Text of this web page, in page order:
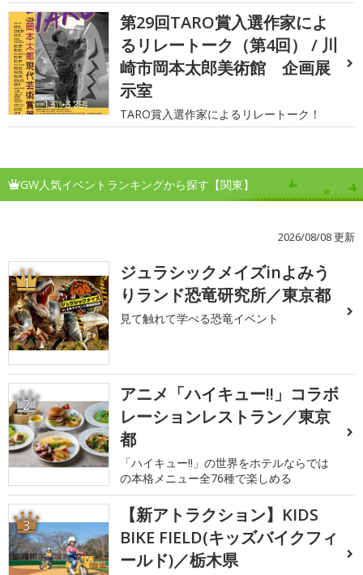
第29回TARO賞入選作家によ
るリレートーク（第4回） / 川
崎市岡本太郎美術館 企画展
示室
TARO賞入選作家によるリレートーク！
GW人気イベントランキングから探す【関東】
2026/08/08 更新
1
ジュラシックメイズinよみう
りランド恐竜研究所／東京都
見て触れて学べる恐竜イベント
2
アニメ「ハイキュー!!」コラボ
レーションレストラン／東京
都
「ハイキュー!!」の世界をホテルならでは
の本格メニュー全76種で楽しめる
3
【新アトラクション】KIDS
BIKE FIELD(キッズバイクフィ
ールド)／栃木県